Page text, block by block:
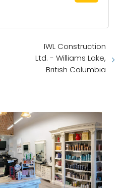
IWL Construction
Ltd. - Williams Lake,
British Columbia